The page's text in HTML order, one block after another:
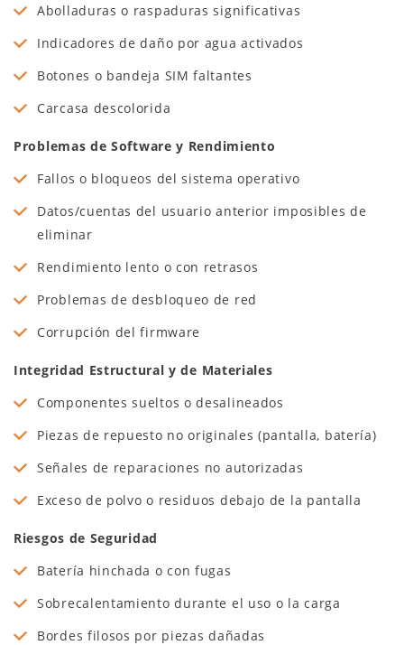
Abolladuras o raspaduras significativas
Indicadores de daño por agua activados
Botones o bandeja SIM faltantes
Carcasa descolorida
Problemas de Software y Rendimiento
Fallos o bloqueos del sistema operativo
Datos/cuentas del usuario anterior imposibles de
eliminar
Rendimiento lento o con retrasos
Problemas de desbloqueo de red
Corrupción del firmware
Integridad Estructural y de Materiales
Componentes sueltos o desalineados
Piezas de repuesto no originales (pantalla, batería)
Señales de reparaciones no autorizadas
Exceso de polvo o residuos debajo de la pantalla
Riesgos de Seguridad
Batería hinchada o con fugas
Sobrecalentamiento durante el uso o la carga
Bordes filosos por piezas dañadas